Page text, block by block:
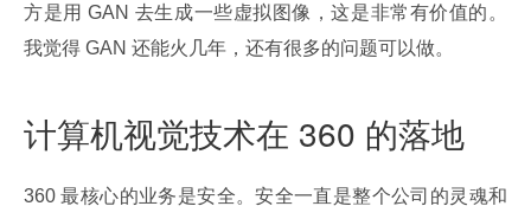
方是用 GAN 去生成一些虚拟图像，这是非常有价值的。
我觉得 GAN 还能火几年，还有很多的问题可以做。
计算机视觉技术在 360 的落地
360 最核心的业务是安全。安全一直是整个公司的灵魂和